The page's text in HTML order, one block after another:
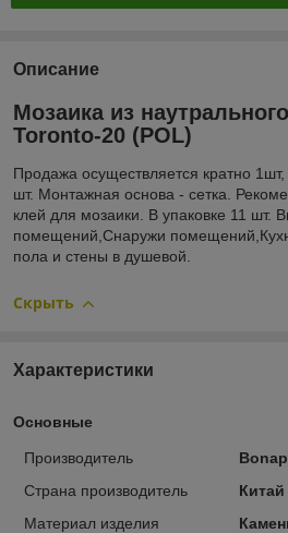
Описание
Мозаика из
Toronto-20 (POL)
Продажа осуществляется кратно
шт. Монтажная основа - сетка.
клей для мозаики. В упаковке 11 шт.
помещений,Снаружи
пола и стены в душевой.
Скрыть
Характеристики
Основные
Производитель
Страна производитель
Китай
Материал изделия